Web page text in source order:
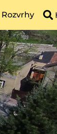
Rozvrhy